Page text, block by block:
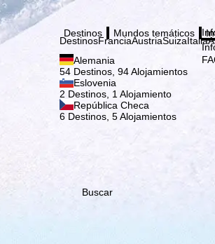
Destinos
DestinosFranciaAustriaSuizaItalia
Alemania
54 Destinos, 94 Alojamientos
Eslovenia
2 Destinos, 1 Alojamiento
República Checa
6 Destinos, 5 Alojamientos
Mundos temáticos
Buscar